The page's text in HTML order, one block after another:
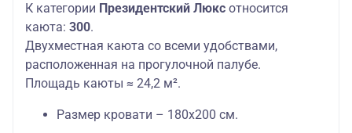
К категории Президентский Люкс относится
каюта: 300.
Двухместная каюта со всеми удобствами,
расположенная на прогулочной палубе.
Площадь каюты ≈ 24,2 м².
Размер кровати – 180х200 см.